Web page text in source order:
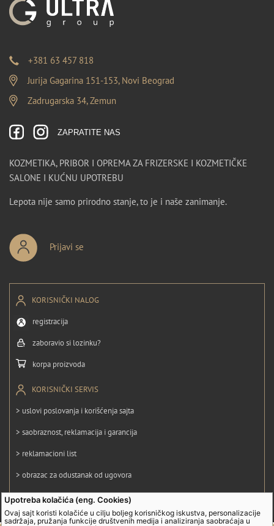
Upotreba kolačića (eng. Cookies)
Ovaj sajt koristi kolačiće u cilju boljeg korisničkog iskustva, personalizacije
sadržaja, pružanja funkcije društvenih medija i analiziranja saobraćaja u
+381 63 457 818
Jurija Gagarina 151-153, Novi Beograd
Zadrugarska 34, Zemun
ZAPRATITE NAS
KOZMETIKA, PRIBOR I OPREMA ZA FRIZERSKE I KOZMETIČKE
SALONE I KUĆNU UPOTREBU
Lepota nije samo prirodno stanje, to je i naše zanimanje.
Prijavi se
KORISNIČKI NALOG
registracija
zaboravio si lozinku?
korpa proizvoda
KORISNIČKI SERVIS
> uslovi poslovanja i korišćenja sajta
> saobraznost, reklamacija i garancija
> reklamacioni list
> obrazac za odustanak od ugovora
> politika privatnosti
> politika kolačića